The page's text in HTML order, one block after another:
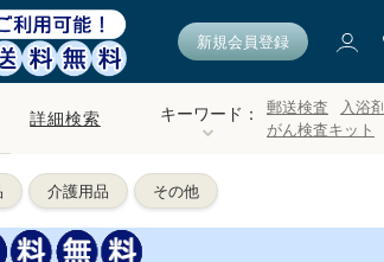
新規会員登録
詳細検索 キーワード： 郵送検査 入浴剤
がん検査キット
介護用品 その他